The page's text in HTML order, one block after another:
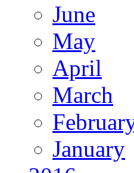
June
May
April
March
January